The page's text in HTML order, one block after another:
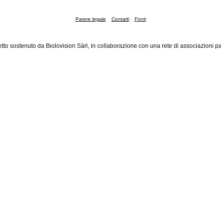
Parere legale Contatti Fonti
sostenuto da Biolovision Sàrl, in collaborazione con una rete di associazioni